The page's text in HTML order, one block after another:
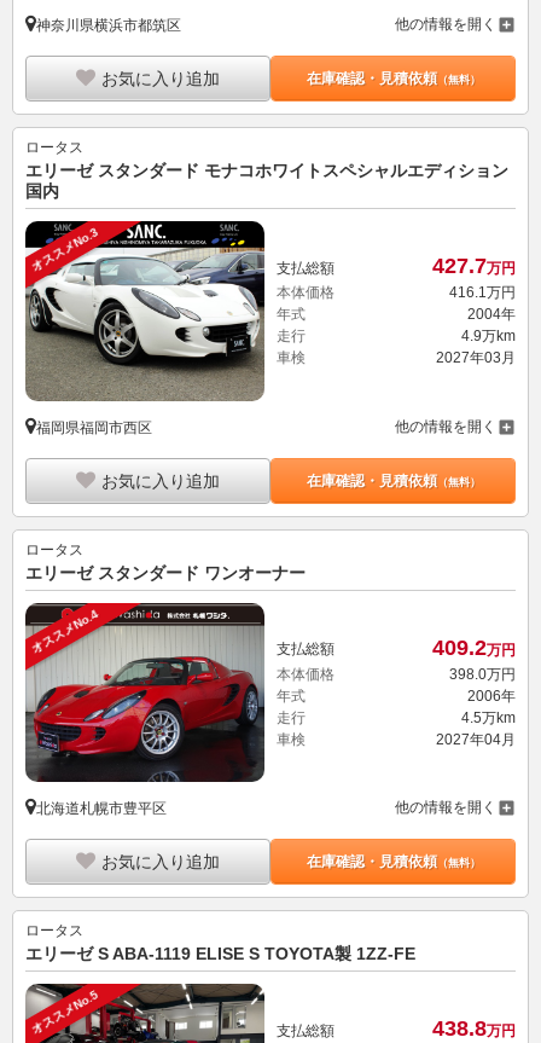
神奈川県横浜市都筑区 他の情報を開く
お気に入り追加 在庫確認・見積依頼（無料）
ロータス
エリーゼ スタンダード モナコホワイトスペシャルエディション
国内
オススメNo.3 支払総額 427.7万円
本体価格
416.1万円
年式
2004年
走行
4.9万km
車検
2027年03月
福岡県福岡市西区 他の情報を開く
お気に入り追加 在庫確認・見積依頼（無料）
ロータス
エリーゼ スタンダード ワンオーナー
オススメNo.4 支払総額 409.2万円
本体価格
398. 0万円
年式
2006年
走行
4.5万km
車検
2027年04月
北海道札幌市豊平区 他の情報を開く
お気に入り追加 在庫確認・見積依頼（無料）
ロータス
エリーゼ S ABA-1119 ELISE S TOYOTA製 1ZZ-FE
オススメNo.5 支払総額 438.8万円